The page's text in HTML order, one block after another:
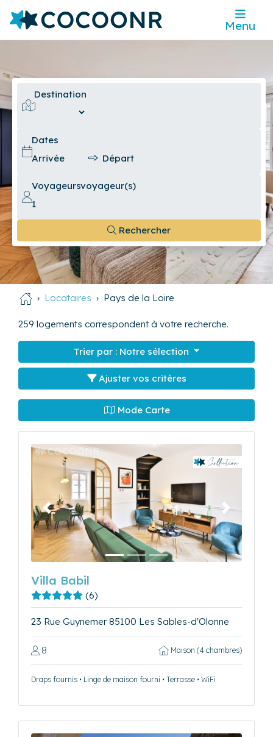
Menu
Destination
Dates
Voyageursvoyageur(s)
Rechercher
Locataires Pays de la Loire
259 logements correspondent à votre recherche.
Trier par : Notre sélection
Ajuster vos critères
Mode Carte
Précédent Suivant
Villa Babil
(6)
23 Rue Guynemer 85100 Les Sables-d'Olonne
8 Maison (4 chambres)
Draps fournis • Linge de maison fourni • Terrasse • WiFi